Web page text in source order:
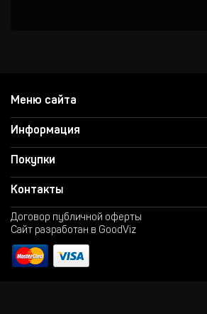
Меню сайта
Информация
Покупки
Контакты
Договор публичной оферты
Сайт разработан в GoodViz